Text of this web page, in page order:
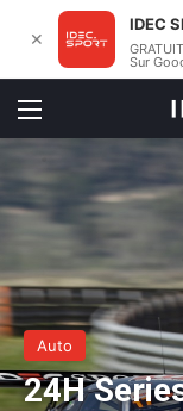
Menu
Auto
24H
✕
IDEC
GRATUIT
Sur